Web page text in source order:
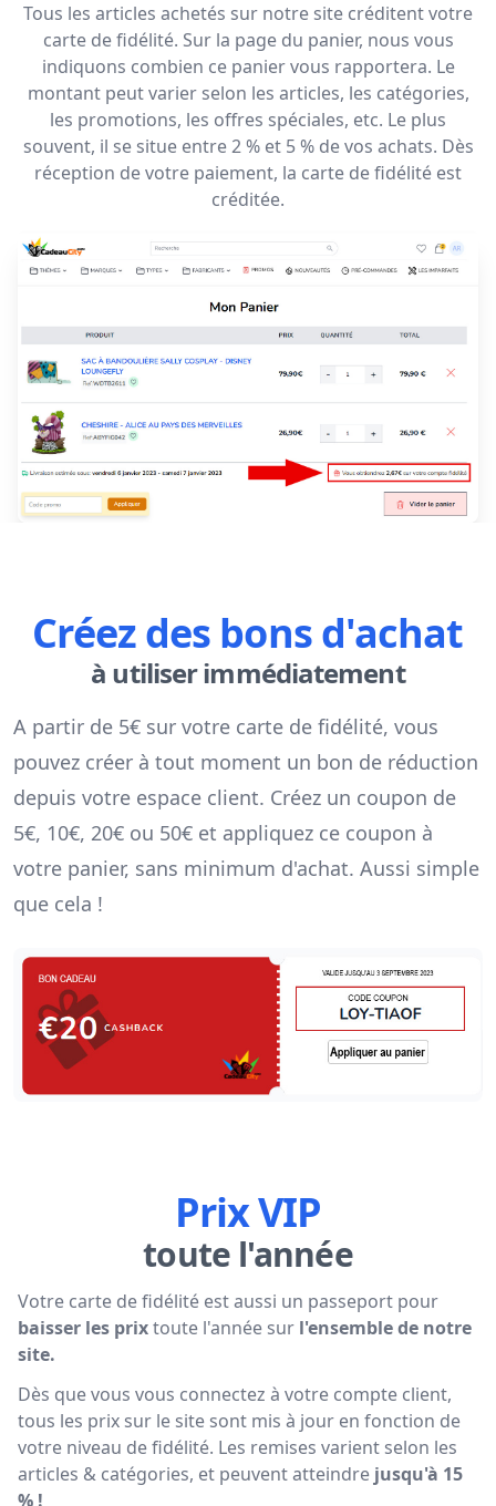
Tous les articles achetés sur notre site créditent votre
carte de fidélité. Sur la page du panier, nous vous
indiquons combien ce panier vous rapportera. Le
montant peut varier selon les articles, les catégories,
les promotions, les offres spéciales, etc. Le plus
souvent, il se situe entre 2 % et 5 % de vos achats. Dès
réception de votre paiement, la carte de fidélité est
créditée.
Créez des bons d'achat
à utiliser immédiatement
A partir de 5€ sur votre carte de fidélité, vous
pouvez créer à tout moment un bon de réduction
depuis votre espace client. Créez un coupon de
5€, 10€, 20€ ou 50€ et appliquez ce coupon à
votre panier, sans minimum d'achat. Aussi simple
que cela !
Prix VIP
toute l'année
Votre carte de fidélité est aussi un passeport pour
baisser les prixtoute l'année sur l'ensemble de notre
site.
Dès que vous vous connectez à votre compte client,
tous les prix sur le site sont mis à jour en fonction de
votre niveau de fidélité. Les remises varient selon les
articles & catégories, et peuvent atteindre jusqu'à 15
% !